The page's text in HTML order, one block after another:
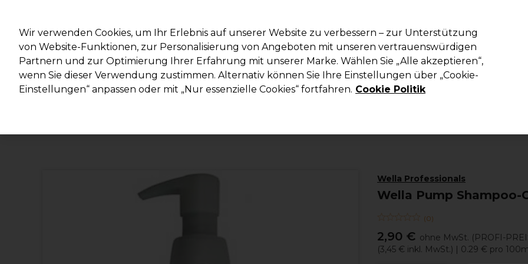
Suchen
Marken Deals Haare Elektrogeräte Saloneinrichtung Kosmetik Herrenfriseur Inspiration Die Professional
Lieferung und Lieferzeiten
Wella Professionals
Wella Pump Shampoo-
(0)
2,90 € ohne MwSt. (PROFI-
(3,45 € inkl. MwSt.) | 0.29 € pro
Wir verwenden Cookies, um Ihr Erlebnis auf unserer Website zu verbessern – zur Unterstützung
von Website-Funktionen, zur Personalisierung von Angeboten mit unseren vertrauenswürdigen
Partnern und zur Optimierung Ihrer Erfahrung mit unserer Marke. Wählen Sie „Alle akzeptieren“,
wenn Sie dieser Verwendung zustimmen. Alternativ können Sie Ihre Einstellungen über „Cookie-
Einstellungen“ anpassen oder mit „Nur essenzielle Cookies“ fortfahren. Cookie Politik